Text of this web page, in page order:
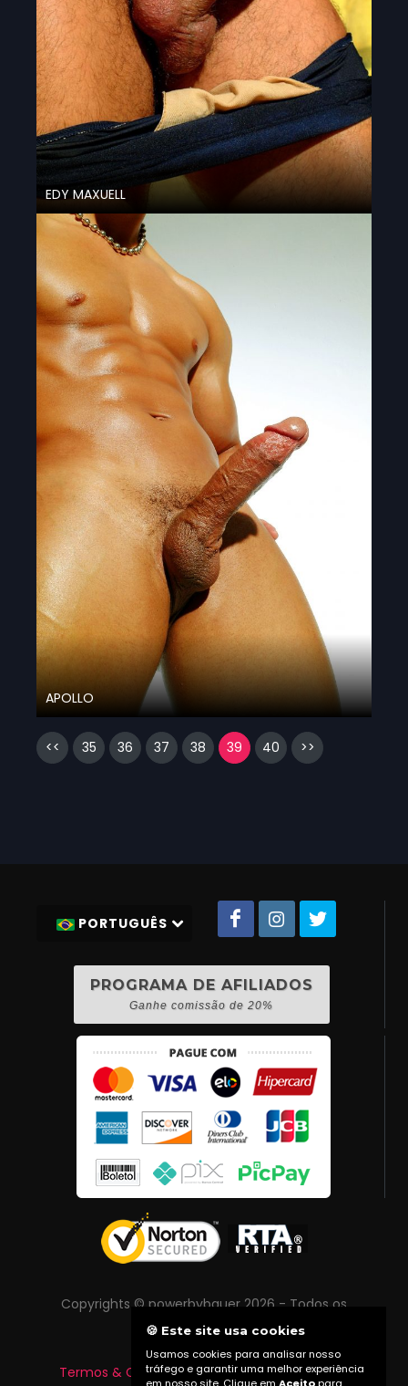
EDY MAXUELL
APOLLO
<< 35 36 37 38 39 40 >>
PORTUGUÊS
PROGRAMA DE AFILIADOS
Ganhe comissão de 20%
Copyrights © powerbybauer 2026 - Todos os
direitos reservados
Termos & Condições |Política de Privacidade
🍪 Este site usa cookies
Usamos cookies para analisar nosso
tráfego e garantir uma melhor experiência